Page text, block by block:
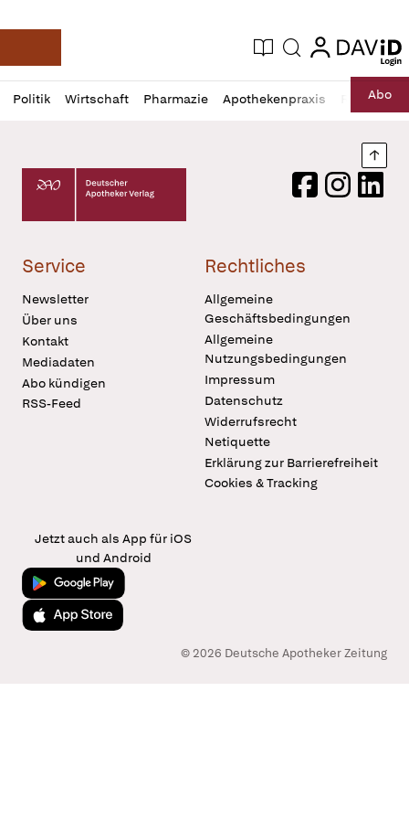
Deutsche Apotheker Zeitung
Aktuelle Ausgabe
Suche login
login
Politik Wirtschaft Pharmazie Apothekenpraxis RechtAbo
Profil
öffnen
Daz
Pur
Deutscher Apotheker Verlag Logo
FacebookInstagram
Service
Newsletter
Über uns
Kontakt
Mediadaten
Abo kündigen
RSS-Feed
Rechtliches
Allgemeine
Geschäftsbedingungen
Allgemeine
Nutzungsbedingungen
Impressum
Datenschutz
Widerrufsrecht
Netiquette
Erklärung zur Barrierefreiheit
Cookies & Tracking
Jetzt auch als App für iOS
und Android
Jetzt bei Google Play
Laden im App Store
© 2026 Deutsche Apotheker Zeitung